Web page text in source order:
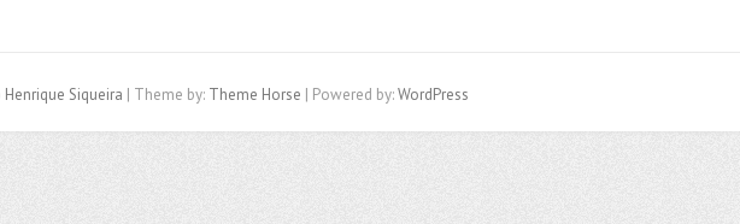
Henrique Siqueira | Theme by: Theme Horse | Powered by:WordPress